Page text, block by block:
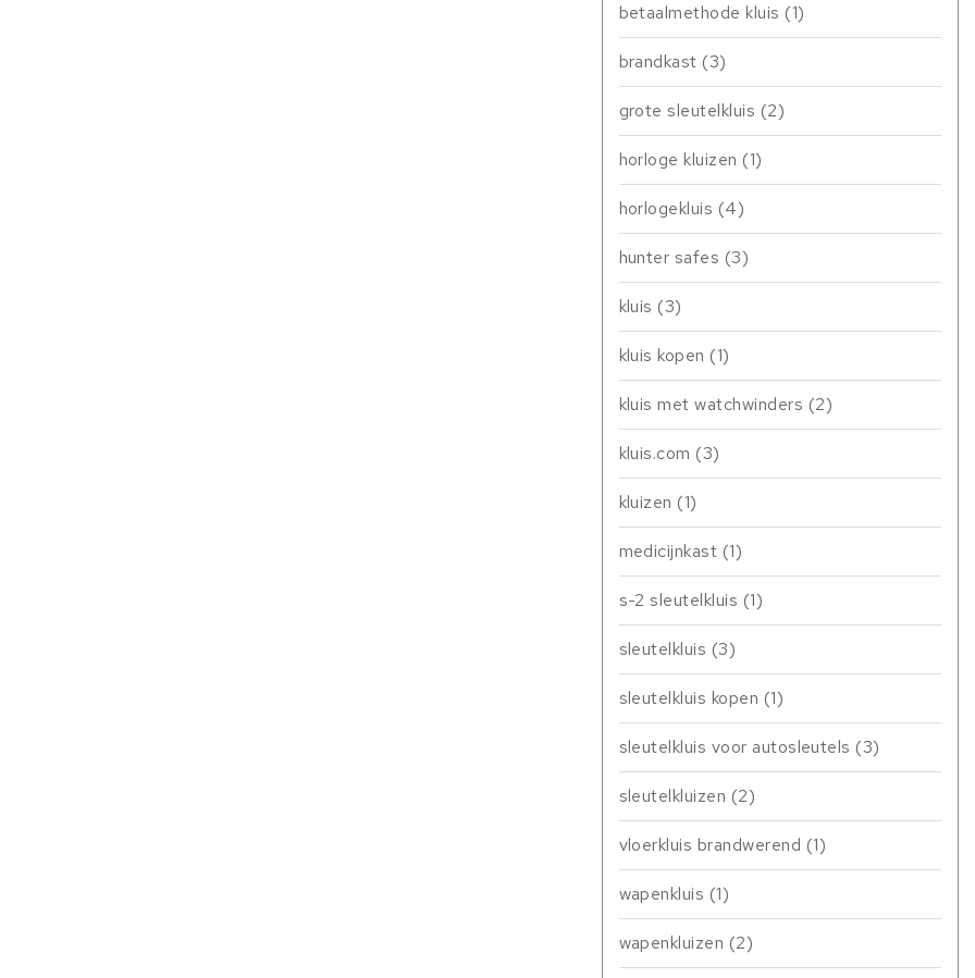
betaalmethode kluis (1)
brandkast (3)
grote sleutelkluis (2)
horloge kluizen (1)
horlogekluis (4)
hunter safes (3)
kluis (3)
kluis kopen (1)
kluis met watchwinders (2)
kluis.com (3)
kluizen (1)
medicijnkast (1)
s-2 sleutelkluis (1)
sleutelkluis (3)
sleutelkluis kopen (1)
sleutelkluis voor autosleutels (3)
sleutelkluizen (2)
vloerkluis brandwerend (1)
wapenkluis (1)
wapenkluizen (2)